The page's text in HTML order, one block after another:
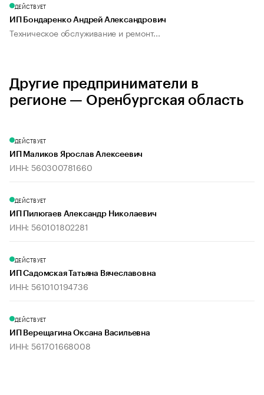
ДЕЙСТВУЕТ
ИП Бондаренко Андрей Александрович
Техническое обслуживание и ремонт...
Другие предприниматели в
регионе — Оренбургская область
ДЕЙСТВУЕТ
ИП Маликов Ярослав Алексеевич
ИНН: 560300781660
ДЕЙСТВУЕТ
ИП Пилюгаев Александр Николаевич
ИНН: 560101802281
ДЕЙСТВУЕТ
ИП Садомская Татьяна Вячеславовна
ИНН: 561010194736
ДЕЙСТВУЕТ
ИП Верещагина Оксана Васильевна
ИНН: 561701668008